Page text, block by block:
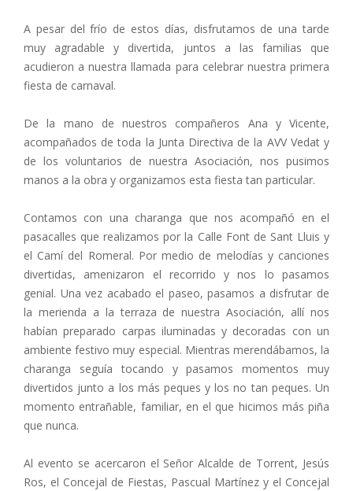
A pesar del frío de estos días, disfrutamos de una tarde
muy agradable y divertida, juntos a las familias que
acudieron a nuestra llamada para celebrar nuestra primera
fiesta de carnaval.
De la mano de nuestros compañeros Ana y Vicente,
acompañados de toda la Junta Directiva de la AVV Vedat y
de los voluntarios de nuestra Asociación, nos pusimos
manos a la obra y organizamos esta fiesta tan particular.
Contamos con una charanga que nos acompañó en el
pasacalles que realizamos por la Calle Font de Sant Lluis y
el Camí del Romeral. Por medio de melodías y canciones
divertidas, amenizaron el recorrido y nos lo pasamos
genial. Una vez acabado el paseo, pasamos a disfrutar de
la merienda a la terraza de nuestra Asociación, allí nos
habían preparado carpas iluminadas y decoradas con un
ambiente festivo muy especial. Mientras merendábamos, la
charanga seguía tocando y pasamos momentos muy
divertidos junto a los más peques y los no tan peques. Un
momento entrañable, familiar, en el que hicimos más piña
que nunca.
Al evento se acercaron el Señor Alcalde de Torrent, Jesús
Ros, el Concejal de Fiestas, Pascual Martínez y el Concejal